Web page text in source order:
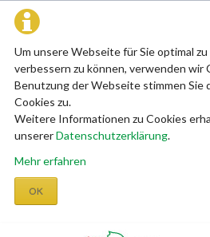
Um unsere Webseite für Sie optimal
verbessern zu können, verwenden wir
Benutzung der Webseite stimmen Sie
Cookies zu.
Weitere Informationen zu Cookies
unsererDatenschutzerklärung.
Mehr erfahren
OK